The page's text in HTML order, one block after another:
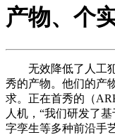
产物、个
无效降低了人工犯
秀的产物。他们的产
求。正在首秀的（
人机，“我们研发了
字孪生等多种前沿手